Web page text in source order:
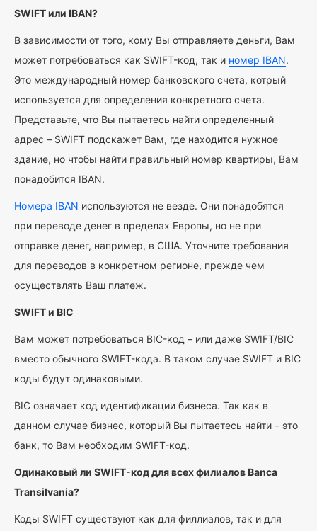
SWIFT или IBAN?
В зависимости от того, кому Вы отправляете деньги, Вам
может потребоваться как SWIFT-код, так и номер IBAN.
Это международный номер банковского счета, котрый
используется для определения конкретного счета.
Представьте, что Вы пытаетесь найти определенный
адрес – SWIFT подскажет Вам, где находится нужное
здание, но чтобы найти правильный номер квартиры, Вам
понадобится IBAN.
Номера IBAN используются не везде. Они понадобятся
при переводе денег в пределах Европы, но не при
отправке денег, например, в США. Уточните требования
для переводов в конкретном регионе, прежде чем
осуществлять Ваш платеж.
SWIFT и BIC
Вам может потребоваться BIC-код – или даже SWIFT/BIC
вместо обычного SWIFT-кода. В таком случае SWIFT и BIC
коды будут одинаковыми.
BIC означает код идентификации бизнеса. Так как в
данном случае бизнес, который Вы пытаетесь найти – это
банк, то Вам необходим SWIFT-код.
Одинаковый ли SWIFT-код для всех филиалов Banca
Transilvania?
Коды SWIFT существуют как для филлиалов, так и для